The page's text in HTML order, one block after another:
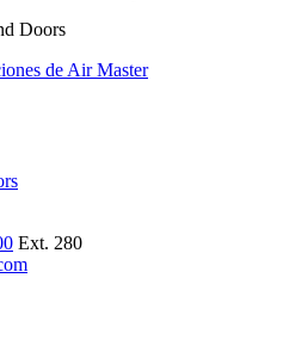
de Air Master
Ext. 280